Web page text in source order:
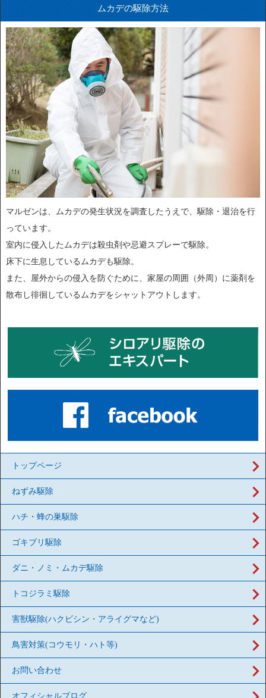
ムカデの駆除方法
マルゼンは、ムカデの発生状況を調査したうえで、駆除・退治を行
っています。
室内に侵入したムカデは殺虫剤や忌避スプレーで駆除。
床下に生息しているムカデも駆除。
また、屋外からの侵入を防ぐために、家屋の周囲（外周）に薬剤を
散布し徘徊しているムカデをシャットアウトします。
トップページ
ねずみ駆除
ハチ・蜂の巣駆除
ゴキブリ駆除
ダニ・ノミ・ムカデ駆除
トコジラミ駆除
害獣駆除(ハクビシン・アライグマなど)
鳥害対策(コウモリ・ハト等)
お問い合わせ
オフィシャルブログ